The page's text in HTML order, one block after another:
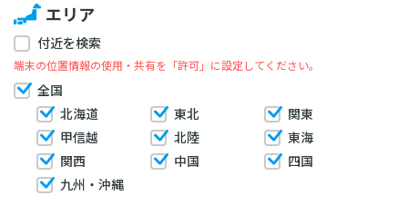
エリア
付近を検索
端末の位置情報の使用・共有を「許可」に設定してください。
全国
北海道
東北
関東
甲信越
北陸
東海
関西
中国
四国
九州・沖縄